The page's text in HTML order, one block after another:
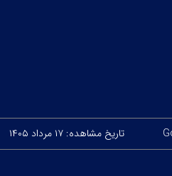
تاریخ مشاهده: ۱۷ مرداد ۱۴۰۵